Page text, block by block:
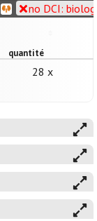
no DCI:
quantité
28 x